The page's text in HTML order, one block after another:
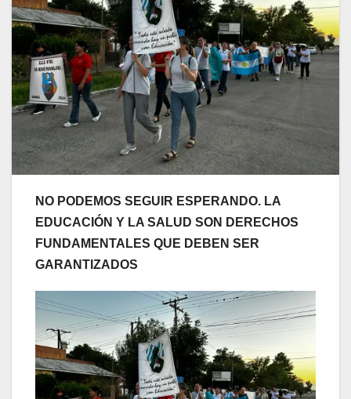
NO PODEMOS SEGUIR ESPERANDO. LA
EDUCACIÓN Y LA SALUD SON DERECHOS
FUNDAMENTALES QUE DEBEN SER
GARANTIZADOS